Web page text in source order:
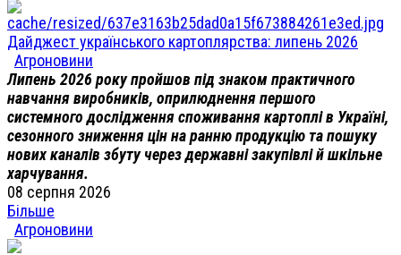
Дайджест українського картоплярства: липень 2026
Агроновини
Липень 2026 року пройшов під знаком практичного
навчання виробників, оприлюднення першого
системного дослідження споживання картоплі в Україні,
сезонного зниження цін на ранню продукцію та пошуку
нових каналів збуту через державні закупівлі й шкільне
харчування.
08 серпня 2026
Більше
Агроновини